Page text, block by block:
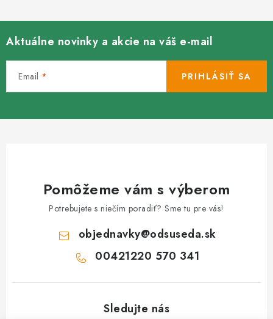
Aktuálne novinky a akcie na váš e-mail
Email PRIHLÁSIŤ SA
Pomôžeme vám s výberom
Potrebujete s niečím poradiť? Sme tu pre vás!
objednavky@odsuseda.sk
00421220 570 341